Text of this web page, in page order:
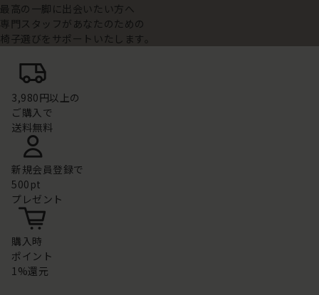
最高の一脚に出会いたい方へ
専門スタッフがあなたのための
椅子選びをサポートいたします。
3,980円以上の
ご購入で
送料無料
新規会員登録で
500pt
プレゼント
購入時
ポイント
1%還元